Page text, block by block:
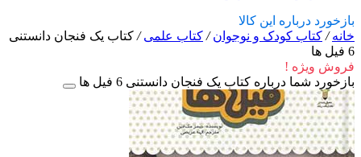
بازخورد درباره این کالا
خانه/ کتاب کودک و نوجوان/ کتاب علمی/ کتاب یک فنجان دانستنی
6 فیل‌ ها
فروش ویژه !
بازخورد شما درباره کتاب یک فنجان دانستنی 6 فیل‌ ها